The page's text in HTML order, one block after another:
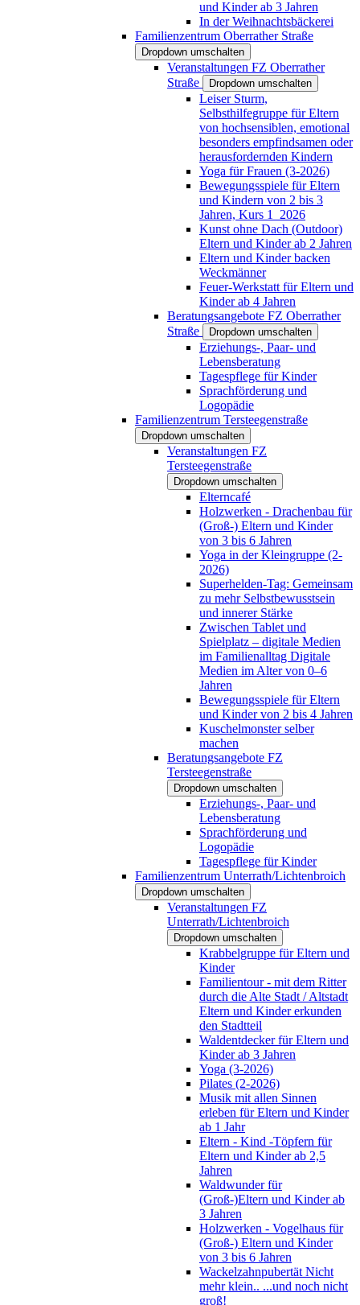
und Kinder ab 3 Jahren
In der Weihnachtsbäckerei
Familienzentrum Oberrather Straße
Dropdown umschalten
Veranstaltungen FZ Oberrather
Straße
Dropdown umschalten
Leiser Sturm,
Selbsthilfegruppe für Eltern
von hochsensiblen, emotional
besonders empfindsamen oder
herausfordernden Kindern
Yoga für Frauen (3-2026)
Bewegungsspiele für Eltern
und Kindern von 2 bis 3
Jahren, Kurs 1_2026
Kunst ohne Dach (Outdoor)
Eltern und Kinder ab 2 Jahren
Eltern und Kinder backen
Weckmänner
Feuer-Werkstatt für Eltern und
Kinder ab 4 Jahren
Beratungsangebote FZ Oberrather
Straße
Dropdown umschalten
Erziehungs-, Paar- und
Lebensberatung
Tagespflege für Kinder
Sprachförderung und
Logopädie
Familienzentrum Tersteegenstraße
Dropdown umschalten
Veranstaltungen FZ
Tersteegenstraße
Dropdown umschalten
Elterncafé
Holzwerken - Drachenbau für
(Groß-) Eltern und Kinder
von 3 bis 6 Jahren
Yoga in der Kleingruppe (2-
2026)
Superhelden-Tag: Gemeinsam
zu mehr Selbstbewusstsein
und innerer Stärke
Zwischen Tablet und
Spielplatz – digitale Medien
im Familienalltag Digitale
Medien im Alter von 0–6
Jahren
Bewegungsspiele für Eltern
und Kinder von 2 bis 4 Jahren
Kuschelmonster selber
machen
Beratungsangebote FZ
Tersteegenstraße
Dropdown umschalten
Erziehungs-, Paar- und
Lebensberatung
Sprachförderung und
Logopädie
Tagespflege für Kinder
Familienzentrum Unterrath/Lichtenbroich
Dropdown umschalten
Veranstaltungen FZ
Unterrath/Lichtenbroich
Dropdown umschalten
Krabbelgruppe für Eltern und
Kinder
Familientour - mit dem Ritter
durch die Alte Stadt / Altstadt
Eltern und Kinder erkunden
den Stadtteil
Waldentdecker für Eltern und
Kinder ab 3 Jahren
Yoga (3-2026)
Pilates (2-2026)
Musik mit allen Sinnen
erleben für Eltern und Kinder
ab 1 Jahr
Eltern - Kind -Töpfern für
Eltern und Kinder ab 2,5
Jahren
Waldwunder für
(Groß-)Eltern und Kinder ab
3 Jahren
Holzwerken - Vogelhaus für
(Groß-) Eltern und Kinder
von 3 bis 6 Jahren
Wackelzahnpubertät Nicht
mehr klein.. ...und noch nicht
groß!